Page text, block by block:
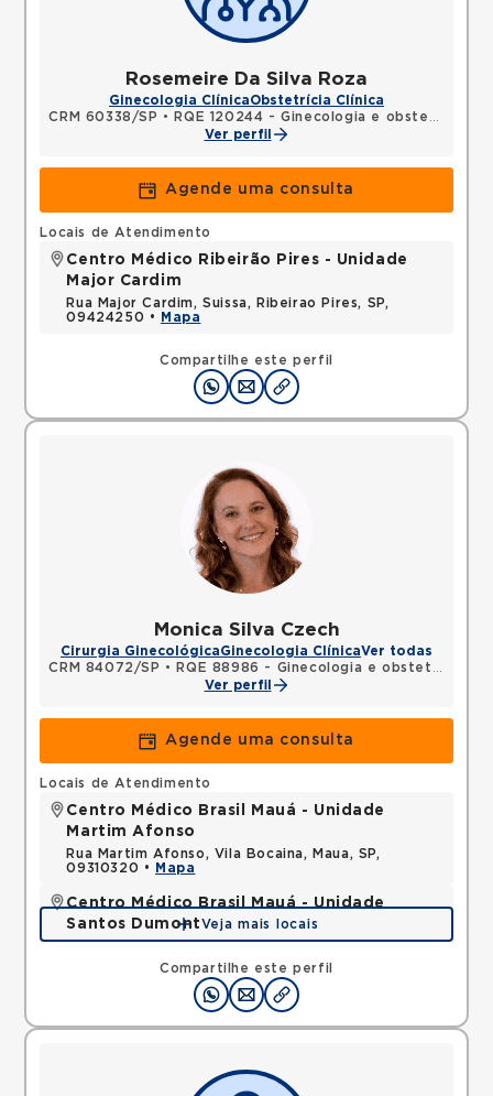
Rosemeire Da Silva Roza
Ginecologia ClínicaObstetrícia Clínica
CRM 60338/SP •
RQE 120244 - Ginecologia e obstetrícia
Ver perfil
Agende uma consulta
Compartilhe este perfil
Locais de Atendimento
Centro Médico Ribeirão Pires - Unidade
Major Cardim
Rua Major Cardim, Suissa, Ribeirao Pires, SP,
09424250 •
Mapa
Monica Silva Czech
Cirurgia GinecológicaGinecologia ClínicaVer todas
CRM 84072/SP •
RQE 88986 - Ginecologia e obstetrícia
Ver perfil
Agende uma consulta
Compartilhe este perfil
Locais de Atendimento
Centro Médico Brasil Mauá - Unidade
Martim Afonso
Rua Martim Afonso, Vila Bocaina, Maua, SP,
09310320 •
Mapa
Centro Médico Brasil Mauá - Unidade
Santos Dumont
Rua Santos Dumont, Vila Bocaina, Maua, SP,
Mapa
Veja mais locais